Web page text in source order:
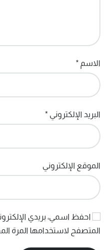
الاسم *
البريد الإلكتروني *
الموقع الإلكتروني
احفظ اسمي، بريدي
المتصفح لاستخدامها المرة